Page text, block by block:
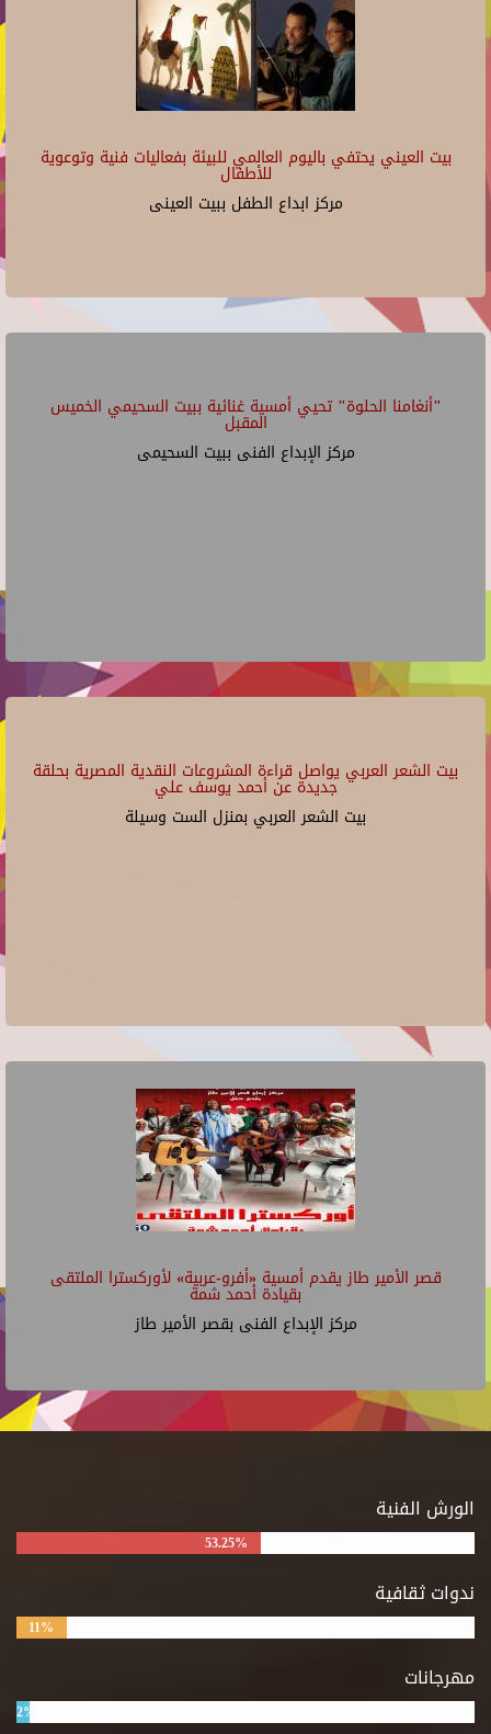
بيت العيني يحتفي باليوم العالمي للبيئة بفعاليات فنية وتوعوية
للأطفال
مركز ابداع الطفل ببيت العينى
"أنغامنا الحلوة" تحيي أمسية غنائية ببيت السحيمي الخميس
المقبل
مركز الإبداع الفنى ببيت السحيمى
بيت الشعر العربي يواصل قراءة المشروعات النقدية المصرية بحلقة
جديدة عن أحمد يوسف علي
بيت الشعر العربي بمنزل الست وسيلة
قصر الأمير طاز يقدم أمسية «أفرو-عربية» لأوركسترا الملتقى
بقيادة أحمد شمة
مركز الإبداع الفنى بقصر الأمير طاز
الورش الفنية
53.25%
ندوات ثقافية
11%
مهرجانات
2%